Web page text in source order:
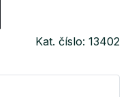
Kat. číslo: 13402